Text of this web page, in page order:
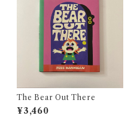
The Bear Out There
¥3,460